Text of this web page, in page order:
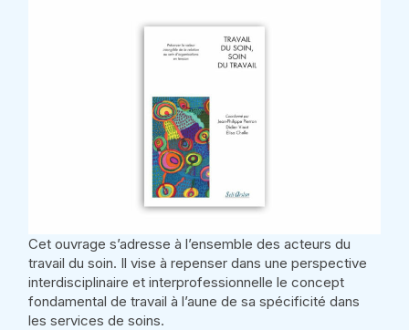
Cet ouvrage s’adresse à l’ensemble des acteurs du
travail du soin. Il vise à repenser dans une perspective
interdisciplinaire et interprofessionnelle le concept
fondamental de travail à l’aune de sa spécificité dans
les services de soins.